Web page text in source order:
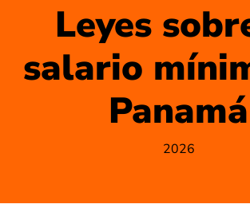
Leyes
salario
Panamá
2026